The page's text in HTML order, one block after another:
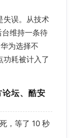
失误。从技术
台维持一条待
为选择不
耗被计入了
坛、酷安
，等了 10 秒